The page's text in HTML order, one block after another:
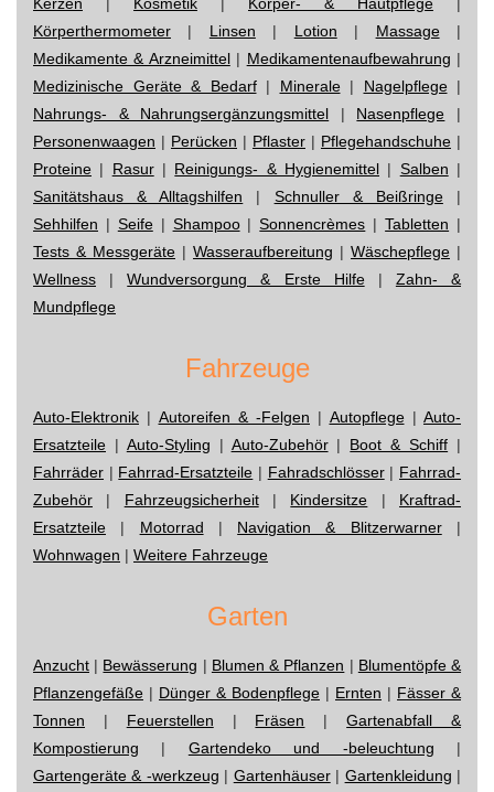
Körperthermometer | Linsen | Lotion | Massage|
Medikamente & Arzneimittel| Medikamentenaufbewahrung |
Medizinische Geräte & Bedarf| Minerale| Nagelpflege|
Nahrungs- & Nahrungsergänzungsmittel | Nasenpflege |
Personenwaagen | Perücken | Pflaster | Pflegehandschuhe |
Proteine | Rasur| Reinigungs- & Hygienemittel | Salben |
Sanitätshaus & Alltagshilfen | Schnuller & Beißringe|
Sehhilfen | Seife| Shampoo|Sonnencrèmes |Tabletten |
Tests & Messgeräte | Wasseraufbereitung | Wäschepflege |
Wellness |Wundversorgung & Erste Hilfe| Zahn- &
Mundpflege
Fahrzeuge
Auto-Elektronik | Autoreifen & -Felgen | Autopflege| Auto-
Ersatzteile | Auto-Styling | Auto-Zubehör| Boot & Schiff |
Fahrräder | Fahrrad-Ersatzteile | Fahradschlösser| Fahrrad-
Zubehör | Fahrzeugsicherheit| Kindersitze | Kraftrad-
Ersatzteile | Motorrad | Navigation & Blitzerwarner|
Wohnwagen | Weitere Fahrzeuge
Garten
Anzucht | Bewässerung | Blumen & Pflanzen | Blumentöpfe &
Pflanzengefäße | Dünger & Bodenpflege | Ernten | Fässer &
Tonnen | Feuerstellen | Fräsen |Gartenabfall &
Kompostierung | Gartendeko und -beleuchtung |
Gartengeräte & -werkzeug | Gartenhäuser| Gartenkleidung |